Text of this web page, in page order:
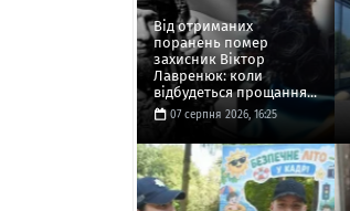
Від отриманих
поранень помер
захисник Віктор
Лавренюк: коли
відбудеться прощання...
07 серпня 2026, 16:25